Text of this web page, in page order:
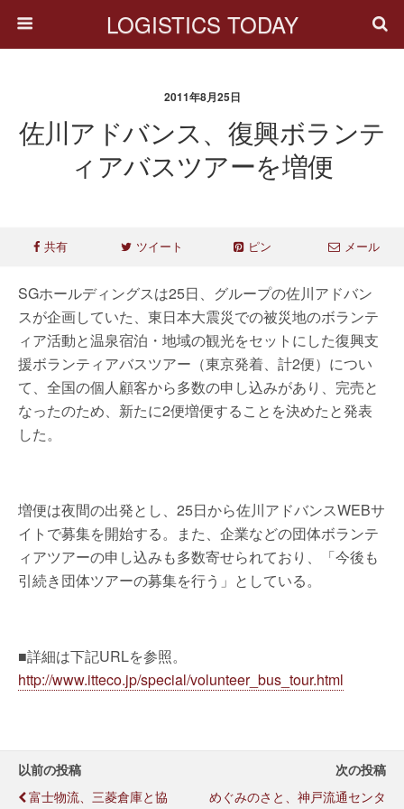
LOGISTICS TODAY
2011年8月25日
佐川アドバンス、復興ボランテ
ィアバスツアーを増便
共有 ツイート ピン メール
SGホールディングスは25日、グループの佐川アドバン
スが企画していた、東日本大震災での被災地のボランテ
ィア活動と温泉宿泊・地域の観光をセットにした復興支
援ボランティアバスツアー（東京発着、計2便）につい
て、全国の個人顧客から多数の申し込みがあり、完売と
なったのため、新たに2便増便することを決めたと発表
した。
増便は夜間の出発とし、25日から佐川アドバンスWEBサ
イトで募集を開始する。また、企業などの団体ボランテ
ィアツアーの申し込みも多数寄せられており、「今後も
引続き団体ツアーの募集を行う」としている。
■詳細は下記URLを参照。
http://www.itteco.jp/special/volunteer_bus_tour.html
以前の投稿
富士物流、三菱倉庫と協
次の投稿
めぐみのさと、神戸流通センタ